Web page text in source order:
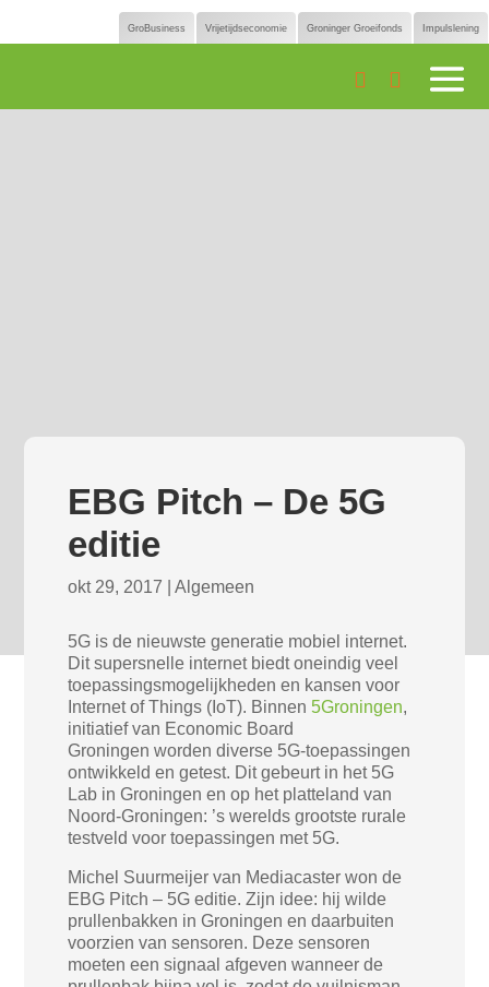
GroBusiness Vrijetijdseconomie Groninger Groeifonds Impulslening
 
EBG Pitch – De 5G
editie
okt 29, 2017 |Algemeen
5G is de nieuwste generatie mobiel internet.
Dit supersnelle internet biedt oneindig veel
toepassingsmogelijkheden en kansen voor
Internet of Things (IoT). Binnen5Groningen,
initiatief van Economic Board
Groningen worden diverse 5G-toepassingen
ontwikkeld en getest. Dit gebeurt in het 5G
Lab in Groningen en op het platteland van
Noord-Groningen: ’s werelds grootste rurale
testveld voor toepassingen met 5G.
Michel Suurmeijer van Mediacaster won de
EBG Pitch – 5G editie. Zijn idee: hij wilde
prullenbakken in Groningen en daarbuiten
voorzien van sensoren. Deze sensoren
moeten een signaal afgeven wanneer de